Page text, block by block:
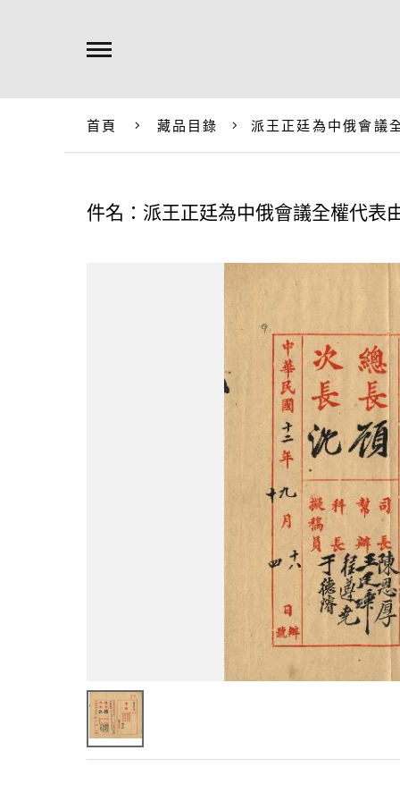
首頁 藏品目錄 派王正廷為中俄會議
件名：派王正廷為中俄會議全權代表